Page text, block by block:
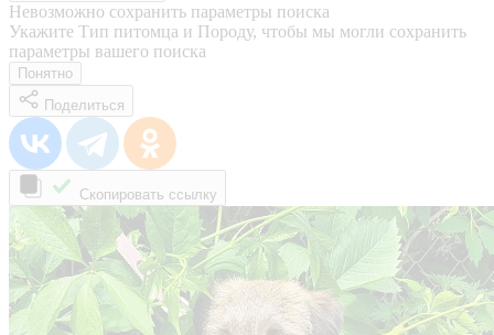
Невозможно сохранить параметры поиска
Укажите Тип питомца и Породу, чтобы мы могли сохранить
параметры вашего поиска
Понятно
Поделиться
Скопировать ссылку